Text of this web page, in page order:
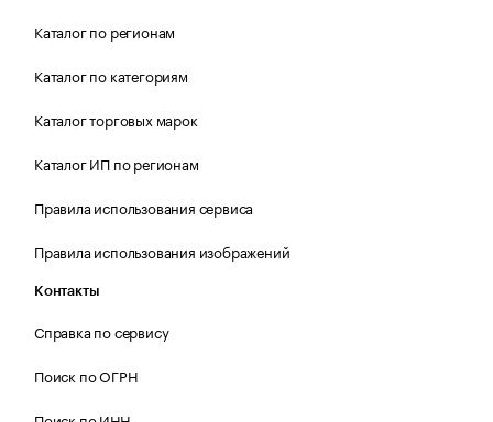
Каталог по регионам
Каталог по категориям
Каталог торговых марок
Каталог ИП по регионам
Правила использования сервиса
Правила использования изображений
Контакты
Справка по сервису
Поиск по ОГРН